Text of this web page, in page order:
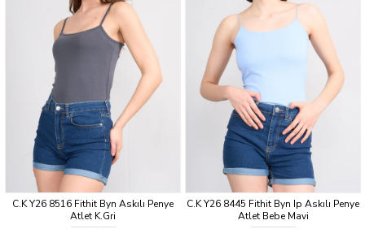
C.K Y26 8516 Fithit Byn Askılı Penye
Atlet K.Gri
C.K Y26 8445 Fithit Byn Ip Askılı Penye
Atlet Bebe Mavi